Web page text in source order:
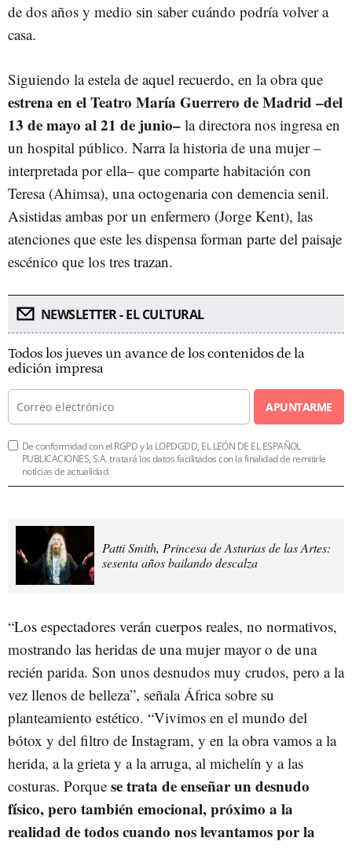
de dos años y medio sin saber cuándo podría volver a
casa.
Siguiendo la estela de aquel recuerdo, en la obra que
estrena en el Teatro María Guerrero de Madrid –del
13 de mayo al 21 de junio– la directora nos ingresa en
un hospital público. Narra la historia de una mujer –
interpretada por ella– que comparte habitación con
Teresa (Ahimsa), una octogenaria con demencia senil.
Asistidas ambas por un enfermero (Jorge Kent), las
atenciones que este les dispensa forman parte del paisaje
escénico que los tres trazan.
NEWSLETTER - EL CULTURAL
Todos los jueves un avance de los contenidos de la
edición impresa
APUNTARME
De conformidad con el RGPD y la LOPDGDD, EL LEÓN DE EL ESPAÑOL
PUBLICACIONES, S.A. tratará los datos facilitados con la finalidad de remitirle
noticias de actualidad.
Patti Smith, Princesa de Asturias de las Artes:
sesenta años bailando descalza
“Los espectadores verán cuerpos reales, no normativos,
mostrando las heridas de una mujer mayor o de una
recién parida. Son unos desnudos muy crudos, pero a la
vez llenos de belleza”, señala África sobre su
planteamiento estético. “Vivimos en el mundo del
bótox y del filtro de Instagram, y en la obra vamos a la
herida, a la grieta y a la arruga, al michelín y a las
costuras. Porque se trata de enseñar un desnudo
físico, pero también emocional, próximo a la
realidad de todos cuando nos levantamos por la